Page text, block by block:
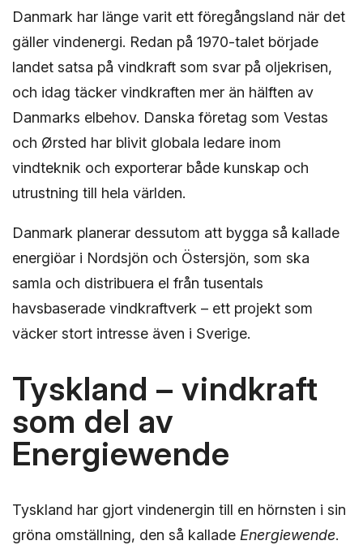
Danmark har länge varit ett föregångsland när det
gäller vindenergi. Redan på 1970-talet började
landet satsa på vindkraft som svar på oljekrisen,
och idag täcker vindkraften mer än hälften av
Danmarks elbehov. Danska företag som Vestas
och Ørsted har blivit globala ledare inom
vindteknik och exporterar både kunskap och
utrustning till hela världen.
Danmark planerar dessutom att bygga så kallade
energiöar i Nordsjön och Östersjön, som ska
samla och distribuera el från tusentals
havsbaserade vindkraftverk – ett projekt som
väcker stort intresse även i Sverige.
Tyskland – vindkraft
som del av
Energiewende
Tyskland har gjort vindenergin till en hörnsten i sin
gröna omställning, den så kallade Energiewende.